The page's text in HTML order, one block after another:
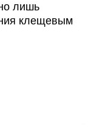
лишь
клещевым